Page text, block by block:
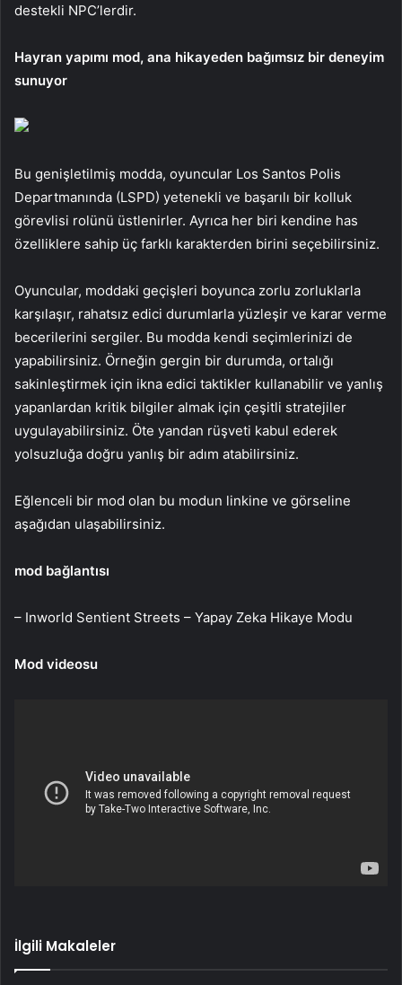
destekli NPC’lerdir.
Hayran yapımı mod, ana hikayeden bağımsız bir deneyim
sunuyor
Bu genişletilmiş modda, oyuncular Los Santos Polis
Departmanında (LSPD) yetenekli ve başarılı bir kolluk
görevlisi rolünü üstlenirler. Ayrıca her biri kendine has
özelliklere sahip üç farklı karakterden birini seçebilirsiniz.
Oyuncular, moddaki geçişleri boyunca zorlu zorluklarla
karşılaşır, rahatsız edici durumlarla yüzleşir ve karar verme
becerilerini sergiler. Bu modda kendi seçimlerinizi de
yapabilirsiniz. Örneğin gergin bir durumda, ortalığı
sakinleştirmek için ikna edici taktikler kullanabilir ve yanlış
yapanlardan kritik bilgiler almak için çeşitli stratejiler
uygulayabilirsiniz. Öte yandan rüşveti kabul ederek
yolsuzluğa doğru yanlış bir adım atabilirsiniz.
Eğlenceli bir mod olan bu modun linkine ve görseline
aşağıdan ulaşabilirsiniz.
mod bağlantısı
– Inworld Sentient Streets – Yapay Zeka Hikaye Modu
Mod videosu
İlgili Makaleler